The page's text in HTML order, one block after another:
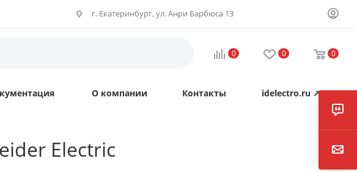
г. Екатеринбург, ул. Анри Барбюса 13
0 0 0
О компании Контакты idelectro.ru ↗
Electric